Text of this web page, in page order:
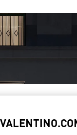
de la SemanaHorario
10:00 AM